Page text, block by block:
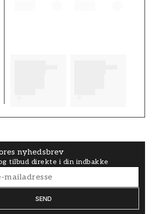
nyhedsbrev
tilbud direkte i din indbakke
SEND